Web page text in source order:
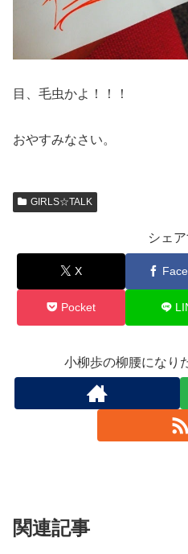
目、毛虫かよ！！！
おやすみなさい。
GIRLS☆TALK
シェ
X
Pocket
小柳歩の柳腰になり
関連記事